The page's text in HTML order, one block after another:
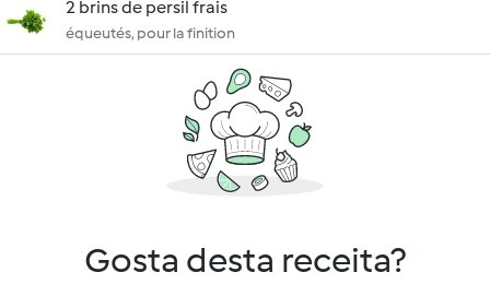
2 brins de persil frais
équeutés, pour la finition
Gosta desta receita?